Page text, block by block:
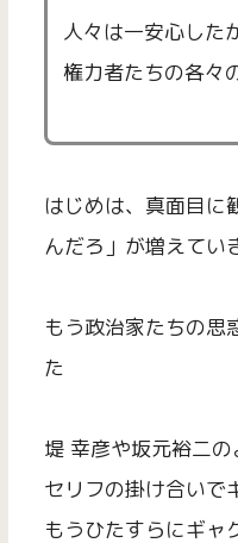
人々は一安心した
権力者たちの各々
はじめは、真面目に
んだろ」が増えてい
もう政治家たちの思
た
堤 幸彦や坂元裕二
セリフの掛け合いで
もうひたすらにギャ